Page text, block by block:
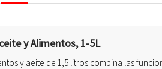
y Alimentos, 1-5L
y aeite de 1,5 litros combina las